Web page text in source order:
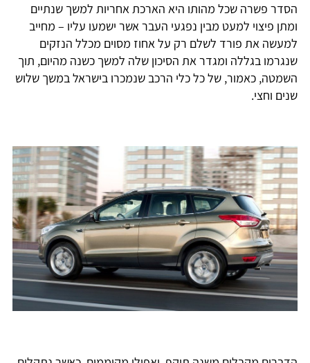
הסדר פשרה שכל מהותו היא הארכת אחריות למשך שנתיים
ומתן פיצוי למעט מבין נפגעי העבר אשר ישמעו עליו – מחייב
למעשה את פורד לשלם רק על אחוז מסוים מכלל הנזקים
שנגרמו בגללה ומגדר את הסיכון שלה למשך כשנה מהיום, תוך
השמטה, כאמור, של כל כלי הרכב שנמכרו בישראל במשך שלוש
שנים וחצי.